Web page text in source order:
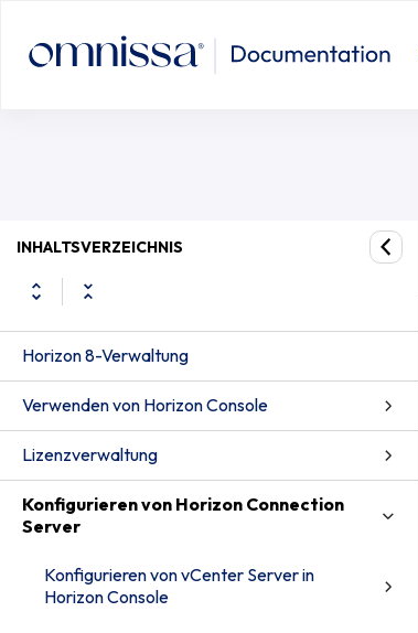
INHALTSVERZEICHNIS
Horizon 8-Verwaltung
Verwenden von Horizon Console
Lizenzverwaltung
Konfigurieren von Horizon Connection
Server
Konfigurieren von vCenter Server in
Horizon Console